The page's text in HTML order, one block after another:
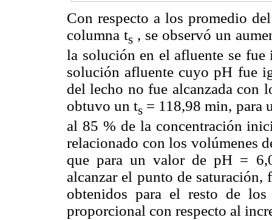
Con respecto a los promedio
columna ts , se observó un
la solución en el afluente se fue
solución afluente cuyo pH fue
del lecho no fue alcanzada con
obtuvo un ts = 118,98 min, para
al 85 % de la concentración
relacionado con los volúmenes
que para un valor de pH =
alcanzar el punto de
obtenidos para el resto de
proporcional con respecto al